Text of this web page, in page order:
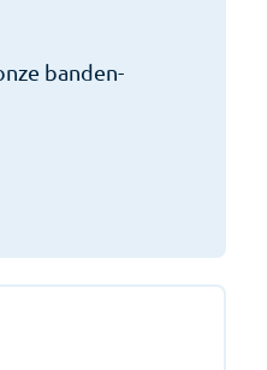
banden-